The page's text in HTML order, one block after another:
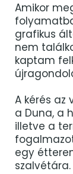
Amikor
grafikus
nem
kaptam
A kérés az
a Duna, a
illetve a
egy
szalvétára.